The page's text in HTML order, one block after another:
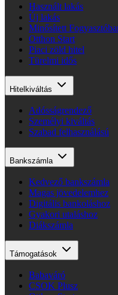
Használt lakás
Új lakás
Minősített
Otthon Start
Piaci zöld hitel
Türelmi idős
Hitelkiváltás
Adósságrendező
Személyi kiváltás
Szabad felhasználású
Bankszámla
Kedvező bankszámla
Magas jövedelemhez
Digitális bankoláshoz
Gyakori utaláshoz
Diákszámla
Támogatások
Babaváró
CSOK Plusz